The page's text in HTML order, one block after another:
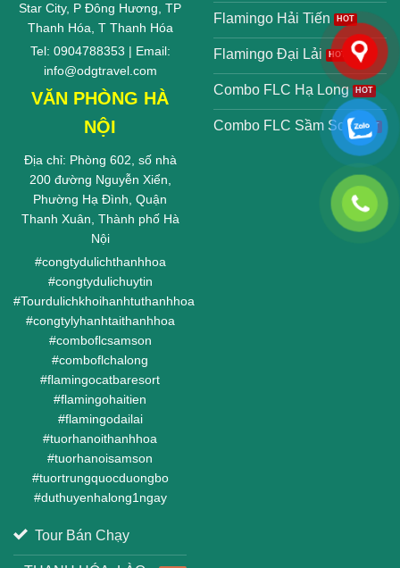
Star City, P Đông Hương, TP
Thanh Hóa, T Thanh Hóa
Tel: 0904788353 | Email:
info@odgtravel.com
VĂN PHÒNG HÀ
NỘI
Địa chỉ: Phòng 602, số nhà
200 đường Nguyễn Xiển,
Phường Hạ Đình, Quận
Thanh Xuân, Thành phố Hà
Nội
#congtydulichthanhhoa
#congtydulichuytin
#Tourdulichkhoihanhtuthanhhoa
#congtylyhanhtaithanhhoa
#comboflcsamson
#comboflchalong
#flamingocatbaresort
#flamingohaitien
#flamingodailai
#tuorhanoithanhhoa
#tuorhanoisamson
#tuortrungquocduongbo
#duthuyenhalong1ngay
Flamingo Hải Tiến
Flamingo Đại Lải
Combo FLC Hạ Long
Combo FLC Sầm Sơn
Tour Bán Chạy